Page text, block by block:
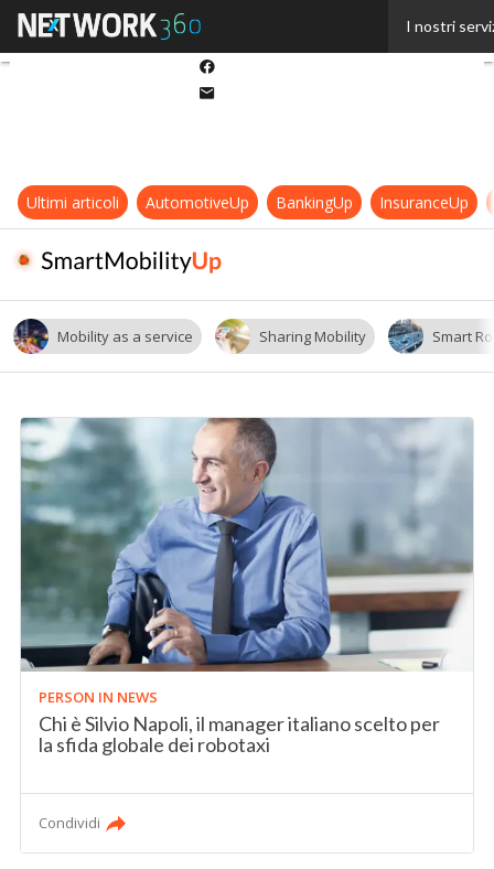
I nostri
Ultimi articoli AutomotiveUp BankingUp InsuranceUp
Mobility as a service Sharing Mobility Smart
PERSON IN NEWS
Chi è Silvio Napoli, il manager italiano scelto per
la sfida globale dei robotaxi
Condividi